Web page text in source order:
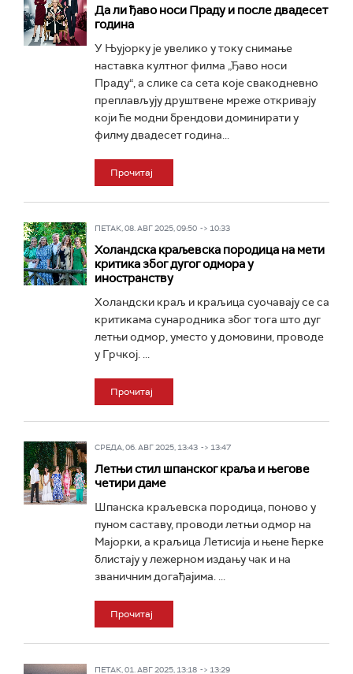
Да ли ђаво носи Праду и после двадесет
година
У Њујорку је увелико у току снимање
наставка култног филма „Ђаво носи
Праду“, а слике са сета које свакодневно
преплављују друштвене мреже откривају
који ће модни брендови доминирати у
филму двадесет година...
Прочитај
ПЕТАК, 08. АВГ 2025, 09:50 -> 10:33
Холандска краљевска породица на мети
критика због дугог одмора у
иностранству
Холандски краљ и краљица суочавају се са
критикама сународника због тога што дуг
летњи одмор, уместо у домовини, проводе
у Грчкој. ...
Прочитај
СРЕДА, 06. АВГ 2025, 13:43 -> 13:47
Летњи стил шпанског краља и његове
четири даме
Шпанска краљевска породица, поново у
пуном саставу, проводи летњи одмор на
Мајорки, а краљица Летисија и њене ћерке
блистају у лежерном издању чак и на
званичним догађајима. ...
Прочитај
ПЕТАК, 01. АВГ 2025, 13:18 -> 13:29